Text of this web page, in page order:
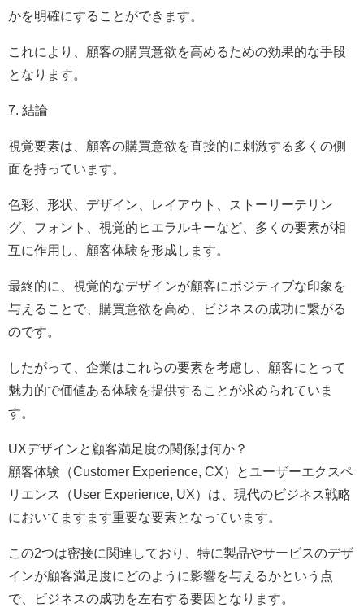
かを明確にすることができます。
これにより、顧客の購買意欲を高めるための効果的な手段
となります。
7. 結論
視覚要素は、顧客の購買意欲を直接的に刺激する多くの側
面を持っています。
色彩、形状、デザイン、レイアウト、ストーリーテリン
グ、フォント、視覚的ヒエラルキーなど、多くの要素が相
互に作用し、顧客体験を形成します。
最終的に、視覚的なデザインが顧客にポジティブな印象を
与えることで、購買意欲を高め、ビジネスの成功に繋がる
のです。
したがって、企業はこれらの要素を考慮し、顧客にとって
魅力的で価値ある体験を提供することが求められていま
す。
UXデザインと顧客満足度の関係は何か？
顧客体験（Customer Experience, CX）とユーザーエクスペ
リエンス（User Experience, UX）は、現代のビジネス戦略
においてますます重要な要素となっています。
この2つは密接に関連しており、特に製品やサービスのデザ
インが顧客満足度にどのように影響を与えるかという点
で、ビジネスの成功を左右する要因となります。